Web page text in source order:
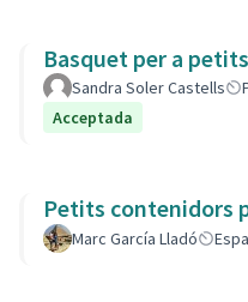
Basquet per a petits
Sandra Soler Castells
Acceptada
Petits contenidors
Marc García Lladó